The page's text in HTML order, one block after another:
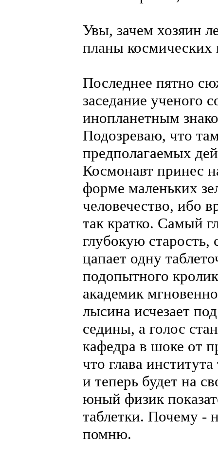
Увы, зачем хозяин
планы
Последнее пятно
заседание ученого
инопланетным
Подозреваю, что
предполагаемых
Космонавт принес
форме маленьких
человечество, ибо
так кратко. Самый
глубокую старость,
цапает одну
подопытного
академик
лысина исчезает
седины, а голос
кафедра в шоке от
что глава
и теперь будет на
юный физик
таблетки. Почему -
помню.